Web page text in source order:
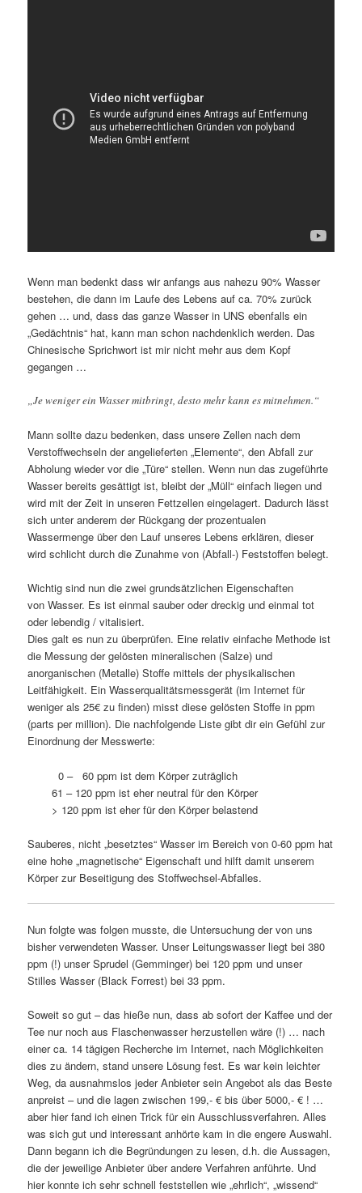
Wenn man bedenkt dass wir anfangs aus nahezu 90% Wasser
bestehen, die dann im Laufe des Lebens auf ca. 70% zurück
gehen … und, dass das ganze Wasser in UNS ebenfalls ein
„Gedächtnis“ hat, kann man schon nachdenklich werden. Das
Chinesische Sprichwort ist mir nicht mehr aus dem Kopf
gegangen …
„Je weniger ein Wasser mitbringt, desto mehr kann es mitnehmen.“
Mann sollte dazu bedenken, dass unsere Zellen nach dem
Verstoffwechseln der angelieferten „Elemente“, den Abfall zur
Abholung wieder vor die „Türe“ stellen. Wenn nun das zugeführte
Wasser bereits gesättigt ist, bleibt der „Müll“ einfach liegen und
wird mit der Zeit in unseren Fettzellen eingelagert. Dadurch lässt
sich unter anderem der Rückgang der prozentualen
Wassermenge über den Lauf unseres Lebens erklären, dieser
wird schlicht durch die Zunahme von (Abfall-) Feststoffen belegt.
Wichtig sind nun die zwei grundsätzlichen Eigenschaften
von Wasser. Es ist einmal sauber oder dreckig und einmal tot
oder lebendig / vitalisiert.
Dies galt es nun zu überprüfen. Eine relativ einfache Methode ist
die Messung der gelösten mineralischen (Salze) und
anorganischen (Metalle) Stoffe mittels der physikalischen
Leitfähigkeit. Ein Wasserqualitätsmessgerät (im Internet für
weniger als 25€ zu finden) misst diese gelösten Stoffe in ppm
(parts per million). Die nachfolgende Liste gibt dir ein Gefühl zur
Einordnung der Messwerte:
0 – 60 ppm ist dem Körper zuträglich
61 – 120 ppm ist eher neutral für den Körper
> 120 ppm ist eher für den Körper belastend
Sauberes, nicht „besetztes“ Wasser im Bereich von 0-60 ppm hat
eine hohe „magnetische“ Eigenschaft und hilft damit unserem
Körper zur Beseitigung des Stoffwechsel-Abfalles.
Nun folgte was folgen musste, die Untersuchung der von uns
bisher verwendeten Wasser. Unser Leitungswasser liegt bei 380
ppm (!) unser Sprudel (Gemminger) bei 120 ppm und unser
Stilles Wasser (Black Forrest) bei 33 ppm.
Soweit so gut – das hieße nun, dass ab sofort der Kaffee und der
Tee nur noch aus Flaschenwasser herzustellen wäre (!) … nach
einer ca. 14 tägigen Recherche im Internet, nach Möglichkeiten
dies zu ändern, stand unsere Lösung fest. Es war kein leichter
Weg, da ausnahmslos jeder Anbieter sein Angebot als das Beste
anpreist – und die lagen zwischen 199,- € bis über 5000,- € ! …
aber hier fand ich einen Trick für ein Ausschlussverfahren. Alles
was sich gut und interessant anhörte kam in die engere Auswahl.
Dann begann ich die Begründungen zu lesen, d.h. die Aussagen,
die der jeweilige Anbieter über andere Verfahren anführte. Und
hier konnte ich sehr schnell feststellen wie „ehrlich“, „wissend“